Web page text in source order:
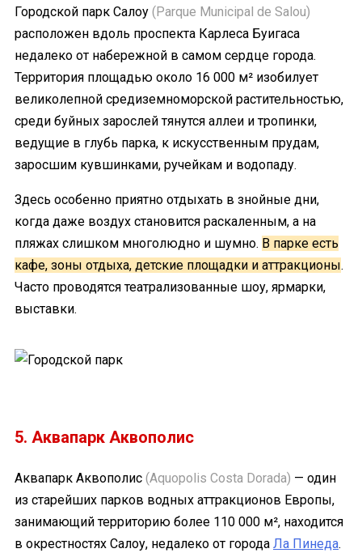
Городской парк Салоу (Parque Municipal de Salou)
расположен вдоль проспекта Карлеса Буигаса
недалеко от набережной в самом сердце города.
Территория площадью около 16 000 м² изобилует
великолепной средиземноморской растительностью,
среди буйных зарослей тянутся аллеи и тропинки,
ведущие в глубь парка, к искусственным прудам,
заросшим кувшинками, ручейкам и водопаду.
Здесь особенно приятно отдыхать в знойные дни,
когда даже воздух становится раскаленным, а на
пляжах слишком многолюдно и шумно. В парке есть
кафе, зоны отдыха, детские площадки и аттракционы.
Часто проводятся театрализованные шоу, ярмарки,
выставки.
5. Аквапарк Аквополис
Аквапарк Аквополис (Aquopolis Costa Dorada) — один
из старейших парков водных аттракционов Европы,
занимающий территорию более 110 000 м², находится
в окрестностях Салоу, недалеко от города Ла Пинеда.